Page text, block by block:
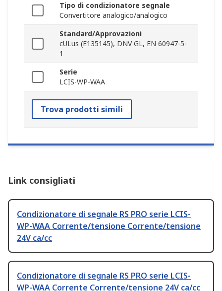
Tipo di condizionatore segnale
Convertitore analogico/analogico
Standard/Approvazioni
cULus (E135145), DNV GL, EN 60947-5-
1
Serie
LCIS-WP-WAA
Trova prodotti simili
Link consigliati
Condizionatore di segnale RS PRO serie LCIS-
WP-WAA Corrente/tensione Corrente/tensione
24V ca/cc
Condizionatore di segnale RS PRO serie LCIS-
WP-WAA Corrente Corrente/tensione 24V ca/cc